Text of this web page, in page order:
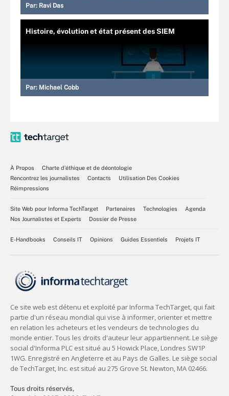
Par: Ravi Das
Histoire, évolution et état présent des SIEM
Par: Michael Cobb
À Propos
Charte d’éthique et de déontologie
Rencontrez les journalistes
Contacts
Utilisation Des Cookies
Réimpressions
Site Web pour Informa TechTarget Partenaires Technologies
Agenda
Nos Journalistes et Experts
Dossier de Presse
E-Handbooks Conseils IT Opinions Guides Essentiels Projets IT
Tous droits réservés,